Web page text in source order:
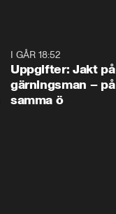
I GÅR 18:52
Uppgifter: Jakt på
gärningsman – på
samma ö